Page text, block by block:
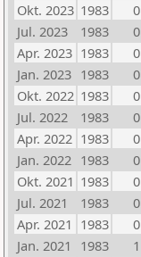
Okt. 2023 1983 0
Jul. 2023
1983 0
Apr. 2023 1983 0
Jan. 2023 1983 0
Okt. 2022 1983 0
Jul. 2022
1983 0
Apr. 2022 1983 0
Jan. 2022 1983 0
Okt. 2021 1983 0
Jul. 2021
1983 0
Apr. 2021 1983 0
Jan. 2021
1983 1